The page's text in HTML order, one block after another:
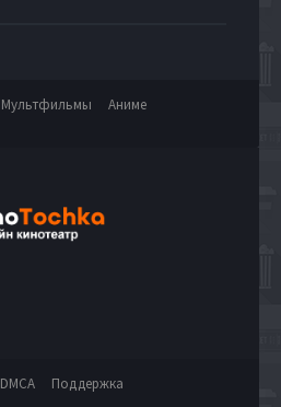
Мультфильмы
Аниме
DMCA
Поддержка